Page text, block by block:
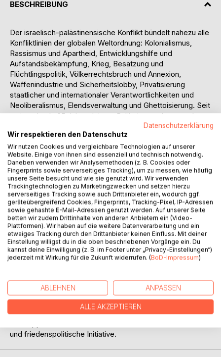
BESCHREIBUNG
Der israelisch-palästinensische Konflikt bündelt nahezu alle
Konfliktlinien der globalen Weltordnung: Kolonialismus,
Rassismus und Apartheid, Entwicklungshilfe und
Aufstandsbekämpfung, Krieg, Besatzung und
Flüchtlingspolitik, Völkerrechtsbruch und Annexion,
Waffenindustrie und Sicherheitslobby, Privatisierung
staatlicher und internationaler Verantwortlichkeiten und
Neoliberalismus, Elendsverwaltung und Ghettoisierung. Seit
weit mehr als 65 Jahren leisten Palästinenserinnen und
Palästinenser Widerstand gegen Besatzung, Vertreibung
und Marginalisierung, gegen die Leugnung ihres
Existenzrechts und für ihr elementarstes Menschenrecht:
Ein Leben in Würde und Freiheit. Millionen Menschen rund
um den Globus solidarisieren sich allen Hindernissen und
Diskreditierungsversuchen zum Trotz mit den
Unterdrückten. Edward Said erklärt, weshalb: „Remember
the solidarity shown to Palestine here and everywhere...
and remember also that there is a cause to which many
people have committed themselves, difficulties and terrible
obstacles notwith-standing. Why? Because it is a just
cause, a noble ideal, a moral quest for equality and human
rights.“
Das Buch umfasst aktuelle Einschätzungen zu NGOs und
den Folgen des Oslo Abkommens, Aufstandsbekämpfung,
den hegemonialen Diskurs zum Konflikt in Nahost,
Zionismus und Kulturrassismus.
Mit Beiträgen u.a. von Salman Abu Sitta, Joseph Massad,
und friedenspolitische Initiative.
Datenschutzerklärung
Wir respektieren den Datenschutz
Wir nutzen Cookies und vergleichbare Technologien auf unserer
Website. Einige von ihnen sind essenziell und technisch notwendig.
Daneben verwenden wir Analysemethoden (z. B. Cookies oder
Fingerprints sowie serverseitiges Tracking), um zu messen, wie häufig
unsere Seite besucht und wie sie genutzt wird. Wir verwenden
Trackingtechnologien zu Marketingzwecken und setzen hierzu
serverseitiges Tracking sowie auch Drittanbieter ein, wodurch ggf.
geräteübergreifend Cookies, Fingerprints, Tracking-Pixel, IP-Adressen
sowie gehashte E-Mail-Adressen genutzt werden. Auf unserer Seite
betten wir zudem Drittinhalte von anderen Anbietern ein (Video-
Plattformen). Wir haben auf die weitere Datenverarbeitung und ein
etwaiges Tracking durch den Drittanbieter keinen Einfluss. Mit deiner
Einstellung willigst du in die oben beschriebenen Vorgänge ein. Du
kannst deine Einwilligung (z. B. im Footer unter „Privacy-Einstellungen“)
jederzeit mit Wirkung für die Zukunft widerrufen. (BoD-Impressum)
ABLEHNEN ANPASSEN
ALLE AKZEPTIEREN